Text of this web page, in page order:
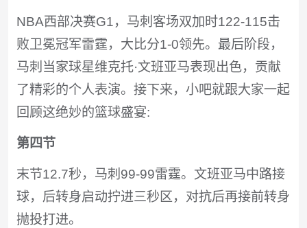
NBA西部决赛G1，马刺客场双加时122-115击
败卫冕冠军雷霆，大比分1-0领先。最后阶段，
马刺当家球星维克托·文班亚马表现出色，贡献
了精彩的个人表演。接下来，小吧就跟大家一起
回顾这绝妙的篮球盛宴:
第四节
末节12.7秒，马刺99-99雷霆。文班亚马中路接
球，后转身启动拧进三秒区，对抗后再接前转身
抛投打进。